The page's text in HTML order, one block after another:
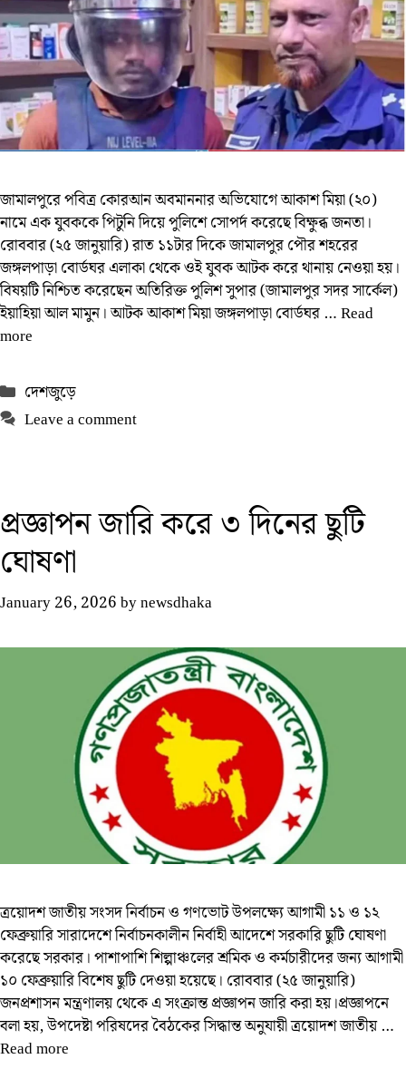
জামালপুরে পবিত্র কোরআন অবমাননার অভিযোগে আকাশ মিয়া (২০)
নামে এক যুবককে পিটুনি দিয়ে পুলিশে সোপর্দ করেছে বিক্ষুব্ধ জনতা।
রোববার (২৫ জানুয়ারি) রাত ১১টার দিকে জামালপুর পৌর শহরের
জঙ্গলপাড়া বোর্ডঘর এলাকা থেকে ওই যুবক আটক করে থানায় নেওয়া হয়।
বিষয়টি নিশ্চিত করেছেন অতিরিক্ত পুলিশ সুপার (জামালপুর সদর সার্কেল)
ইয়াহিয়া আল মামুন। আটক আকাশ মিয়া জঙ্গলপাড়া বোর্ডঘর …Read
more
Categories
দেশজুড়ে
Leave a comment
প্রজ্ঞাপন জারি করে ৩ দিনের ছুটি
ঘোষণা
January 26, 2026bynewsdhaka
ত্রয়োদশ জাতীয় সংসদ নির্বাচন ও গণভোট উপলক্ষ্যে আগামী ১১ ও ১২
ফেব্রুয়ারি সারাদেশে নির্বাচনকালীন নির্বাহী আদেশে সরকারি ছুটি ঘোষণা
করেছে সরকার। পাশাপাশি শিল্পাঞ্চলের শ্রমিক ও কর্মচারীদের জন্য আগামী
১০ ফেব্রুয়ারি বিশেষ ছুটি দেওয়া হয়েছে। রোববার (২৫ জানুয়ারি)
জনপ্রশাসন মন্ত্রণালয় থেকে এ সংক্রান্ত প্রজ্ঞাপন জারি করা হয়।প্রজ্ঞাপনে
বলা হয়, উপদেষ্টা পরিষদের বৈঠকের সিদ্ধান্ত অনুযায়ী ত্রয়োদশ জাতীয় …
Read more